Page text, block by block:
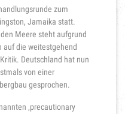
zum
Jamaika statt.
Meere steht aufgrund
auf die weitestgehend
Deutschland hat nun
von einer
gesprochen.
‚precautionary